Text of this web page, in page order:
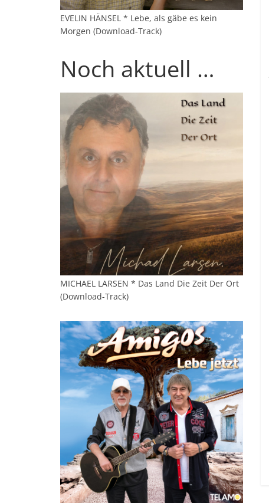
EVELIN HÄNSEL * Lebe, als gäbe es kein
Morgen (Download-Track)
Noch aktuell …
MICHAEL LARSEN * Das Land Die Zeit Der Ort
(Download-Track)